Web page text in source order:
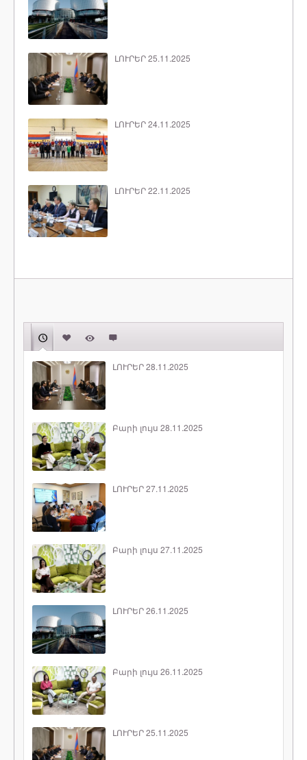
ԼՈՒՐԵՐ 25.11.2025
ԼՈՒՐԵՐ 24.11.2025
ԼՈՒՐԵՐ 22.11.2025
ԼՈՒՐԵՐ 28.11.2025
Բարի լույս 28.11.2025
ԼՈՒՐԵՐ 27.11.2025
Բարի լույս 27.11.2025
ԼՈՒՐԵՐ 26.11.2025
Բարի լույս 26.11.2025
ԼՈՒՐԵՐ 25.11.2025